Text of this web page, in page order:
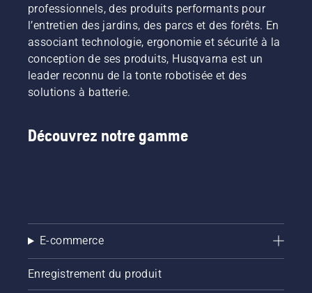
professionnels, des produits performants pour
l’entretien des jardins, des parcs et des forêts. En
associant technologie, ergonomie et sécurité à la
conception de ses produits, Husqvarna est un
leader reconnu de la tonte robotisée et des
solutions à batterie.
Découvrez notre gamme
E-commerce
Enregistrement du produit